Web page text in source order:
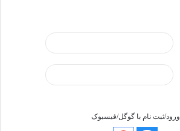
ورود/ثبت نام با گوگل/فیسبوک